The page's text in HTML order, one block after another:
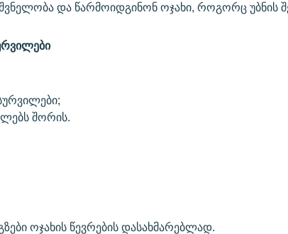
და წარმოიდგინონ ოჯახი, როგორც უბნის
შორის.
ოჯახის წევრების დასახმარებლად.